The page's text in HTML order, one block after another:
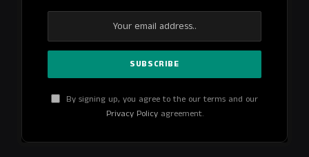
By signing up, you agree to the our terms and our
Privacy Policyagreement.